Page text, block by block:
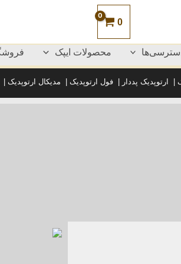
0
محصولات ایپک
ارتوپدیک پددار |فول ارتوپدیک مدیکال ارتوپدیک